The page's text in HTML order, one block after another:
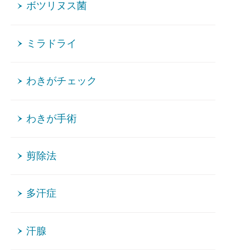
ボツリヌス菌
ミラドライ
わきがチェック
わきが手術
剪除法
多汗症
汗腺